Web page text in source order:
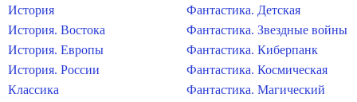
История
История. Востока
История. Европы
История. России
Классика
Фантастика. Детская
Фантастика. Звездные войны
Фантастика. Киберпанк
Фантастика. Космическая
Фантастика. Магический